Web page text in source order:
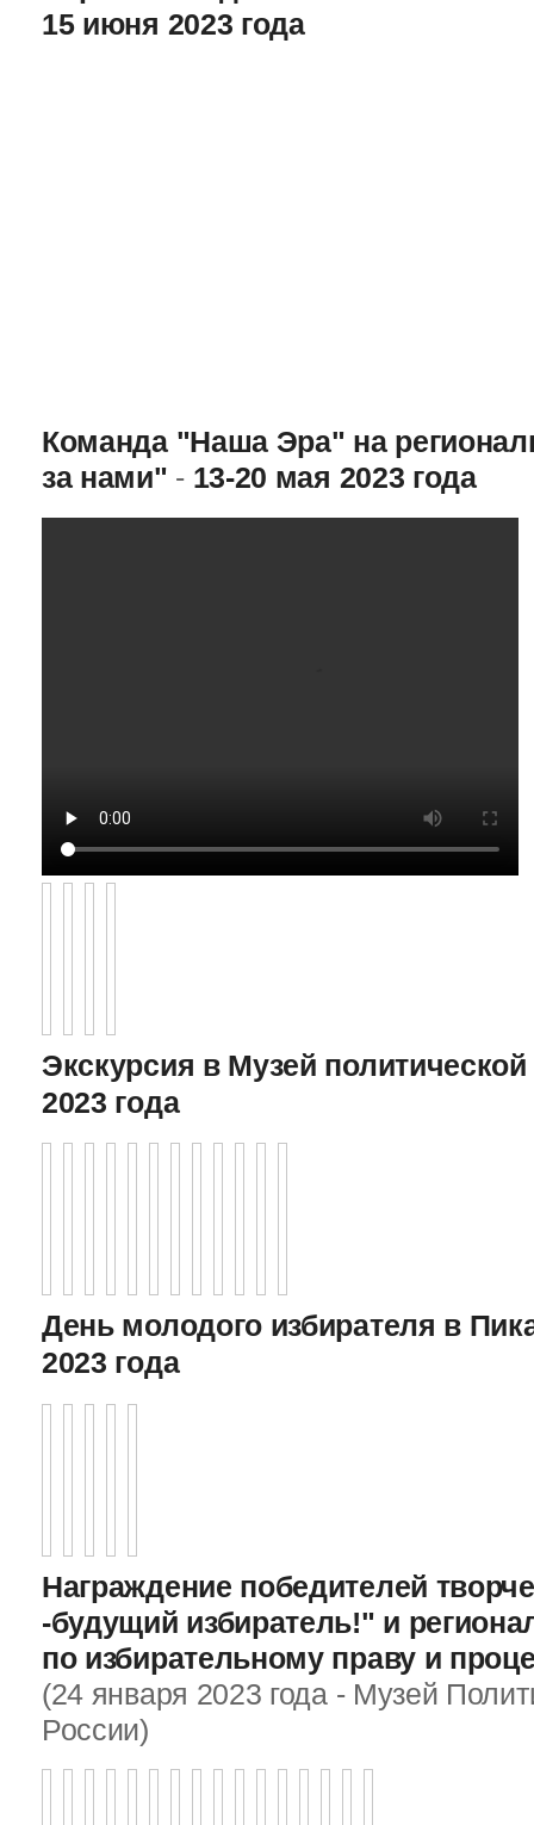
15 июня 2023 года
Команда "Наша Эра" на
за нами" - 13-20 мая 2023 года
Экскурсия в Музей
2023 года
День молодого избирателя в
2023 года
Награждение победителей
-будущий избиратель!" и
по избирательному праву и
(24 января 2023 года - Музей
России)